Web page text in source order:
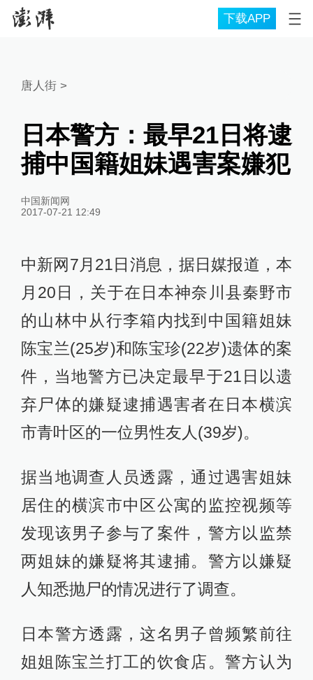
下载APP
唐人街>
日本警方：最早21日将逮
捕中国籍姐妹遇害案嫌犯
中国新闻网
2017-07-21 12:49
中新网7月21日消息，据日媒报道，本
月20日，关于在日本神奈川县秦野市
的山林中从行李箱内找到中国籍姐妹
陈宝兰(25岁)和陈宝珍(22岁)遗体的案
件，当地警方已决定最早于21日以遗
弃尸体的嫌疑逮捕遇害者在日本横滨
市青叶区的一位男性友人(39岁)。
据当地调查人员透露，通过遇害姐妹
居住的横滨市中区公寓的监控视频等
发现该男子参与了案件，警方以监禁
两姐妹的嫌疑将其逮捕。警方以嫌疑
人知悉抛尸的情况进行了调查。
日本警方透露，这名男子曾频繁前往
姐姐陈宝兰打工的饮食店。警方认为